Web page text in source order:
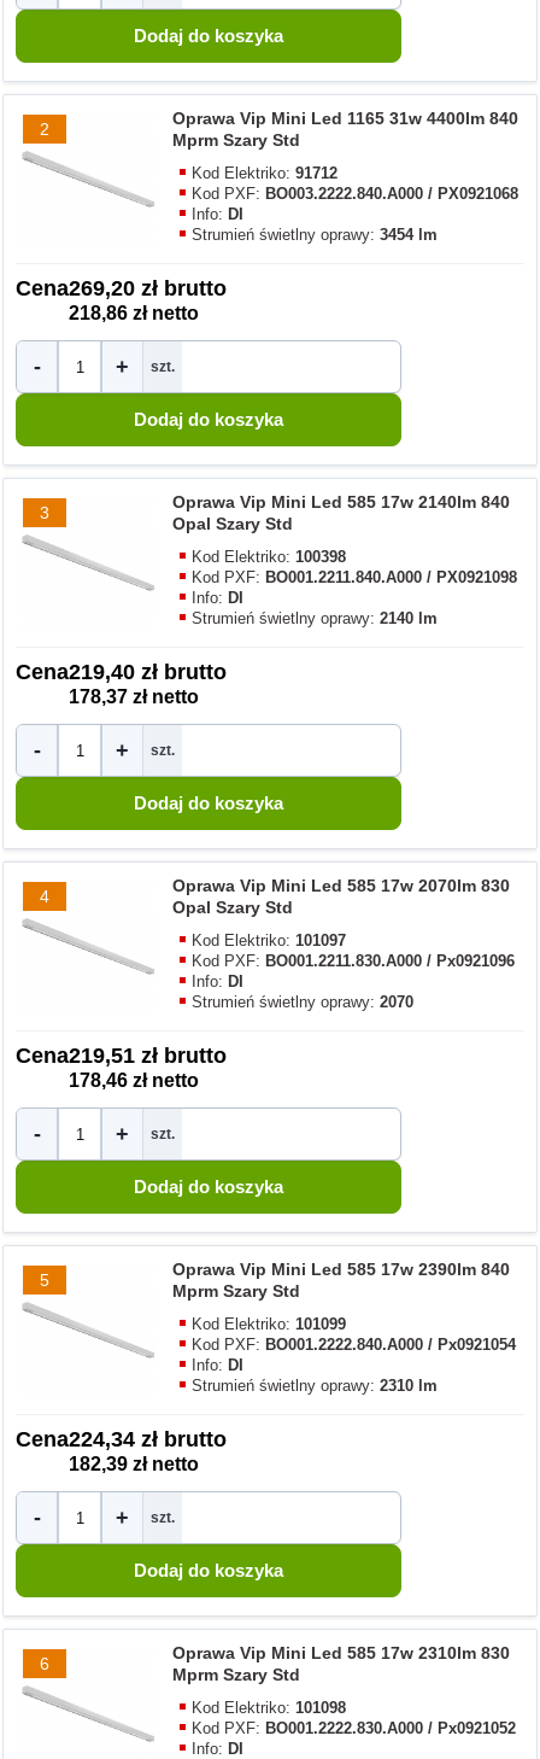
2
Oprawa Vip Mini Led 1165 31w 4400lm 840
Mprm Szary Std
Kod Elektriko:91712
Kod PXF: BO003.2222.840.A000 / PX0921068
Info: DI
Strumień świetlny oprawy:3454 lm
Cena269,20 zł brutto
218,86 zł netto
- + szt.
3
Oprawa Vip Mini Led 585 17w 2140lm 840
Opal Szary Std
Kod Elektriko:100398
Kod PXF: BO001.2211.840.A000 / PX0921098
Info: DI
Strumień świetlny oprawy:2140 lm
Cena219,40 zł brutto
178,37 zł netto
- + szt.
4
Oprawa Vip Mini Led 585 17w 2070lm 830
Opal Szary Std
Kod Elektriko:101097
Kod PXF: BO001.2211.830.A000 / Px0921096
Info: DI
Strumień świetlny oprawy:2070
Cena219,51 zł brutto
178,46 zł netto
- + szt.
5
Oprawa Vip Mini Led 585 17w 2390lm 840
Mprm Szary Std
Kod Elektriko:101099
Kod PXF: BO001.2222.840.A000 / Px0921054
Info: DI
Strumień świetlny oprawy:2310 lm
Cena224,34 zł brutto
182,39 zł netto
- + szt.
6
Oprawa Vip Mini Led 585 17w 2310lm 830
Mprm Szary Std
Kod Elektriko:101098
Kod PXF: BO001.2222.830.A000 / Px0921052
Info: DI